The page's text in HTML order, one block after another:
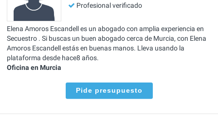
Profesional verificado
Elena Amoros Escandell es un abogado con amplia experiencia en
Secuestro . Si buscas un buen abogado cerca de Murcia, con Elena
Amoros Escandell estás en buenas manos. Lleva usando la
plataforma desde hace8 años.
Oficina en Murcia
Pide presupuesto